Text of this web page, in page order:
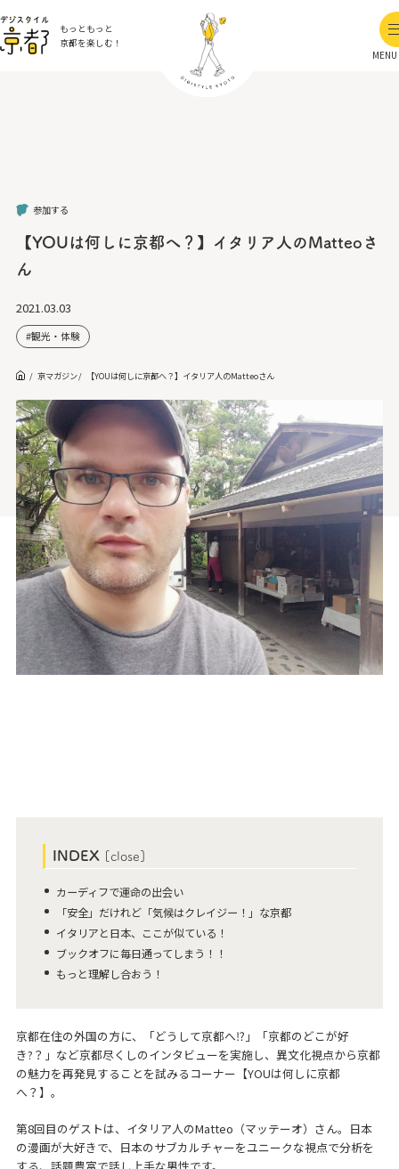
もっともっと
京都を楽しむ！
MENU
参加する
【YOUは何しに京都へ？】イタリア人のMatteoさ
ん
2021.03.03
観光・体験
京マガジン 【YOUは何しに京都へ？】イタリア人のMatteoさん
INDEX [ close ]
カーディフで運命の出会い
「安全」だけれど「気候はクレイジー！」な京都
イタリアと日本、ここが似ている！
ブックオフに毎日通ってしまう！！
もっと理解し合おう！
京都在住の外国の方に、「どうして京都へ⁉」「京都のどこが好
き?？」など京都尽くしのインタビューを実施し、異文化視点から京都
の魅力を再発見することを試みるコーナー【YOUは何しに京都
へ？】。
第8回目のゲストは、イタリア人のMatteo（マッテーオ）さん。日本
の漫画が大好きで、日本のサブカルチャーをユニークな視点で分析を